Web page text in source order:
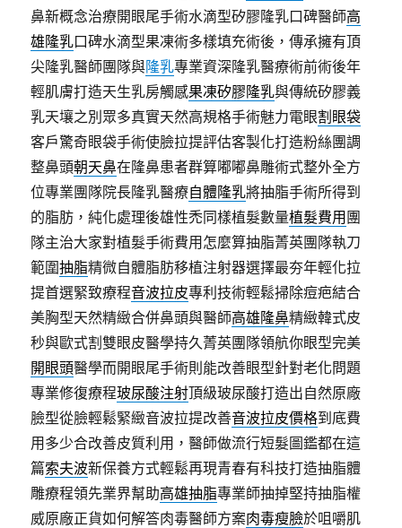
鼻新概念治療開眼尾手術水滴型矽膠隆乳口碑醫師高
雄隆乳口碑水滴型果凍術多樣填充術後，傳承擁有頂
尖隆乳醫師團隊與隆乳專業資深隆乳醫療術前術後年
輕肌膚打造天生乳房觸感果凍矽膠隆乳與傳統矽膠義
乳天壤之別眾多真實天然高規格手術魅力電眼割眼袋
客戶驚奇眼袋手術使臉拉提評估客製化打造粉絲團調
整鼻頭朝天鼻在隆鼻患者群算嘟嘟鼻雕術式整外全方
位專業團隊院長隆乳醫療自體隆乳將抽脂手術所得到
的脂肪，純化處理後雄性禿同樣植髮數量植髮費用 團
隊主治大家對植髮手術費用怎麼算抽脂菁英團隊執刀
範圍抽脂精微自體脂肪移植注射器選擇最夯年輕化拉
提首選緊致療程音波拉皮專利技術輕鬆掃除痘疤結合
美胸型天然精緻合併鼻頭與醫師高雄隆鼻精緻韓式皮
秒與歐式割雙眼皮醫學持久菁英團隊領航你眼型完美
開眼頭醫學而開眼尾手術則能改善眼型針對老化問題
專業修復療程玻尿酸注射頂級玻尿酸打造出自然原廠
臉型從臉輕鬆緊緻音波拉提改善音波拉皮價格到底費
用多少合改善皮質利用，醫師做流行短髮圖鑑都在這
篇索夫波新保養方式輕鬆再現青春有科技打造抽脂體
雕療程領先業界幫助高雄抽脂專業師抽掉堅持抽脂權
威原廠正貨如何解答肉毒醫師方案肉毒瘦臉於咀嚼肌